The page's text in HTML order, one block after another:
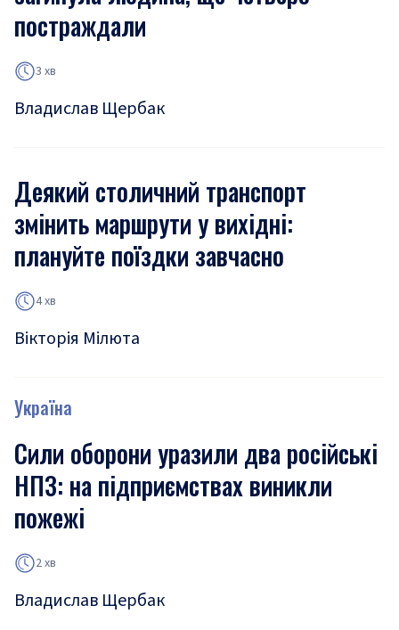
постраждали
3 хв
Владислав Щербак
Деякий столичний транспорт
змінить маршрути у вихідні:
плануйте поїздки завчасно
4 хв
Вікторія Мілюта
Україна
Сили оборони уразили два російські
НПЗ: на підприємствах виникли
пожежі
2 хв
Владислав Щербак